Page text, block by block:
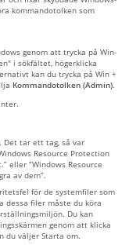
kommandotolken som
genom att trycka på Win-
i sökfältet, högerklicka
kan du trycka på Win +
Kommandotolken (Admin).
Det tar ett tag, så var
Resource Protection
eller “Windows Resource
av dem”.
för de systemfiler som
dessa filer måste du köra
Du kan
genom att klicka
du väljer Starta om.